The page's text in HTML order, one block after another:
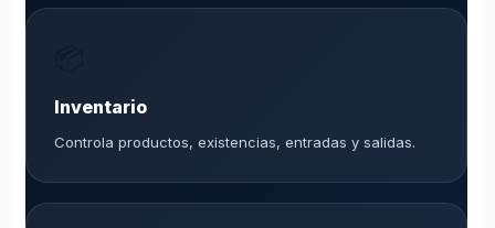
Inventario
Controla productos, existencias, entradas y salidas.